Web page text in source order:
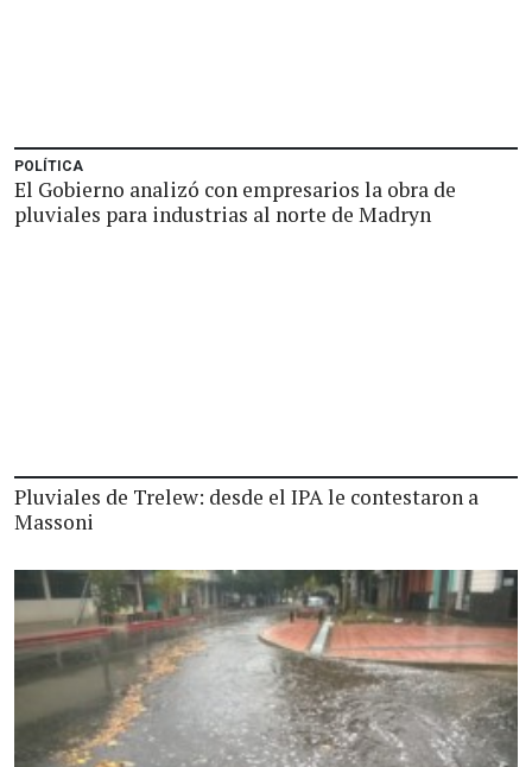
POLÍTICA
El Gobierno analizó con empresarios la obra de
pluviales para industrias al norte de Madryn
Pluviales de Trelew: desde el IPA le contestaron a
Massoni